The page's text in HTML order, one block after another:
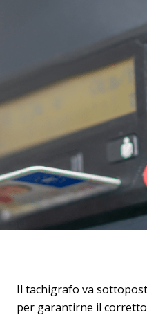
Il tachigrafo va
per garantirne il